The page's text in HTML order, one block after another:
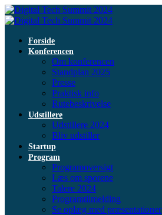
Forside
Konferencen
Om konferencen
Standplan 2025
Presse
Praktisk info
Rutebeskrivelse
Udstillere
Udstillere 2024
Bliv udstiller
Startup
Program
Programoversigt
Læs om sporene
Talere 2024
Programtilmelding
Se oplæg med præsentationer